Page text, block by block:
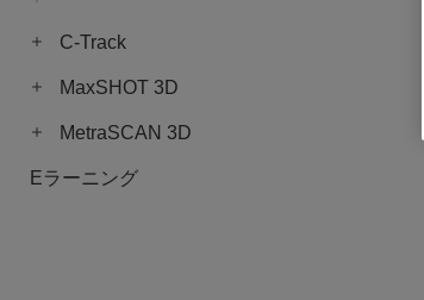
C-Track
MaxSHOT 3D
MetraSCAN 3D
Eラーニング